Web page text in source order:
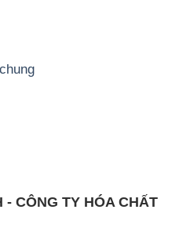
- CÔNG TY HÓA CHẤT